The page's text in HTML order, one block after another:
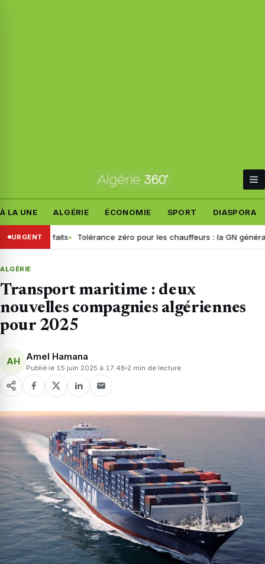
À LA UNE ALGÉRIE ÉCONOMIE SPORT DIASPORA
URGENT
les faits Tolérance zéro pour les chauffeurs : la GN généralise le
ALGÉRIE
Transport maritime : deux
nouvelles compagnies algériennes
pour 2025
AH Amel Hamana
Publié le 15 juin 2025 à 17:48 2 min de lecture